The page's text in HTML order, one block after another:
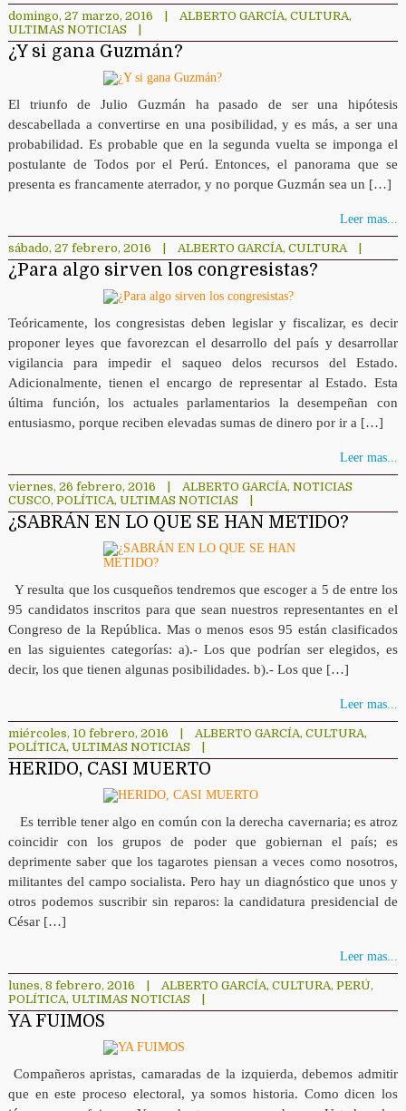
domingo, 27 marzo, 2016 ALBERTO GARCÍA, CULTURA,
ULTIMAS NOTICIAS
¿Y si gana Guzmán?
El triunfo de Julio Guzmán ha pasado de ser una hipótesis
descabellada a convertirse en una posibilidad, y es más, a ser una
probabilidad. Es probable que en la segunda vuelta se imponga el
postulante de Todos por el Perú. Entonces, el panorama que se
presenta es francamente aterrador, y no porque Guzmán sea un […]
Leer mas...
sábado, 27 febrero, 2016 ALBERTO GARCÍA, CULTURA
¿Para algo sirven los congresistas?
Teóricamente, los congresistas deben legislar y fiscalizar, es decir
proponer leyes que favorezcan el desarrollo del país y desarrollar
vigilancia para impedir el saqueo delos recursos del Estado.
Adicionalmente, tienen el encargo de representar al Estado. Esta
última función, los actuales parlamentarios la desempeñan con
entusiasmo, porque reciben elevadas sumas de dinero por ir a […]
Leer mas...
viernes, 26 febrero, 2016 ALBERTO GARCÍA, NOTICIAS
CUSCO, POLÍTICA, ULTIMAS NOTICIAS
¿SABRÁN EN LO QUE SE HAN METIDO?
Y resulta que los cusqueños tendremos que escoger a 5 de entre los
95 candidatos inscritos para que sean nuestros representantes en el
Congreso de la República. Mas o menos esos 95 están clasificados
en las siguientes categorías: a).- Los que podrían ser elegidos, es
decir, los que tienen algunas posibilidades. b).- Los que […]
Leer mas...
miércoles, 10 febrero, 2016 ALBERTO GARCÍA, CULTURA,
POLÍTICA, ULTIMAS NOTICIAS
HERIDO, CASI MUERTO
Es terrible tener algo en común con la derecha cavernaria; es atroz
coincidir con los grupos de poder que gobiernan el país; es
deprimente saber que los tagarotes piensan a veces como nosotros,
militantes del campo socialista. Pero hay un diagnóstico que unos y
otros podemos suscribir sin reparos: la candidatura presidencial de
César […]
Leer mas...
lunes, 8 febrero, 2016 ALBERTO GARCÍA, CULTURA, PERÚ,
POLÍTICA, ULTIMAS NOTICIAS
YA FUIMOS
Compañeros apristas, camaradas de la izquierda, debemos admitir
que en este proceso electoral, ya somos historia. Como dicen los